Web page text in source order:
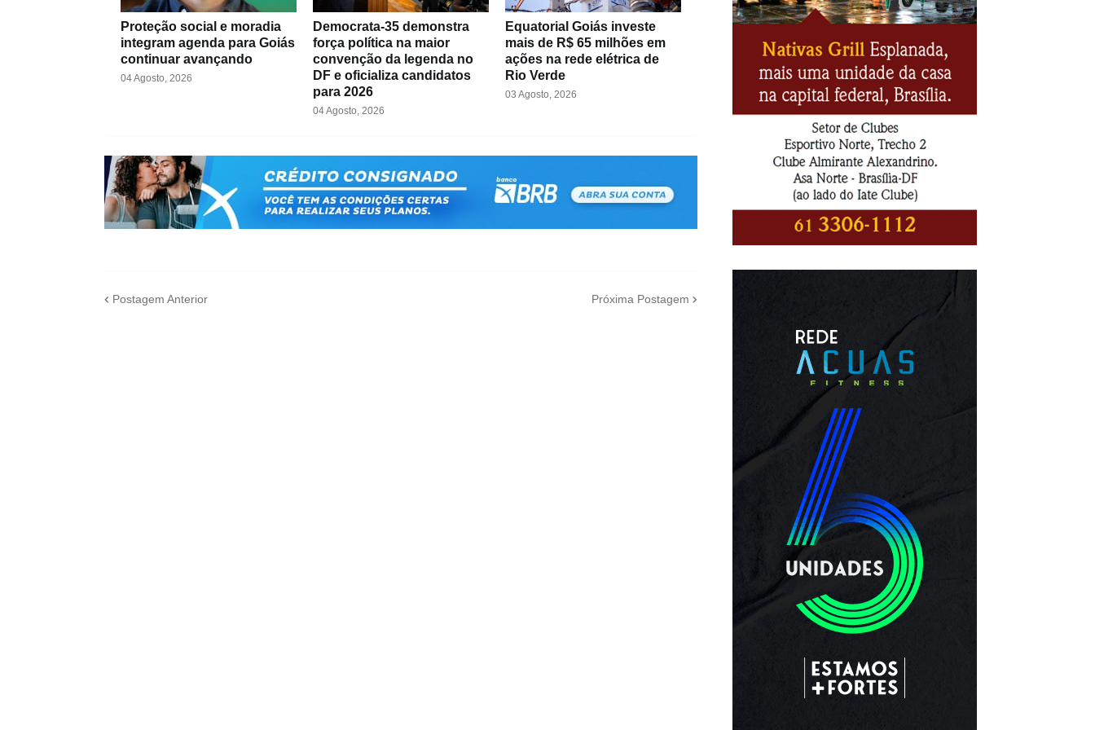
Proteção social e moradia
integram agenda para Goiás
continuar avançando
04 Agosto, 2026
Democrata-35 demonstra
força política na maior
convenção da legenda no
DF e oficializa candidatos
para 2026
04 Agosto, 2026
Equatorial Goiás investe
mais de R$ 65 milhões em
ações na rede elétrica de
Rio Verde
03 Agosto, 2026
Postagem Anterior Próxima Postagem